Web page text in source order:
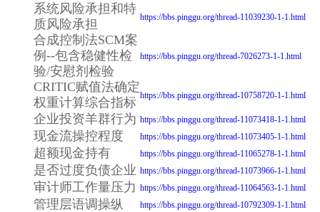
系统风险承担和特
质风险承担
https://bbs.pinggu.org/thread-11039230-1-1.html
合成控制法SCM案
例--包含稳健性检
验/安慰剂检验
https://bbs.pinggu.org/thread-7026273-1-1.html
CRITIC赋值法确定
权重计算综合指标 https://bbs.pinggu.org/thread-10758720-1-1.html
企业投资羊群行为 https://bbs.pinggu.org/thread-11073418-1-1.html
现金流操控程度 https://bbs.pinggu.org/thread-11073405-1-1.html
超额现金持有 https://bbs.pinggu.org/thread-11065278-1-1.html
是否过度负债企业 https://bbs.pinggu.org/thread-11073966-1-1.html
审计师工作量压力 https://bbs.pinggu.org/thread-11064563-1-1.html
管理层语调操纵 https://bbs.pinggu.org/thread-10792309-1-1.html